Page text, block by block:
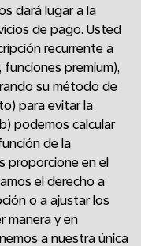
dará lugar a la
de pago. Usted
recurrente a
funciones premium),
su método de
para evitar la
podemos calcular
de la
proporcione en el
el derecho a
o a ajustar los
manera y en
a nuestra única